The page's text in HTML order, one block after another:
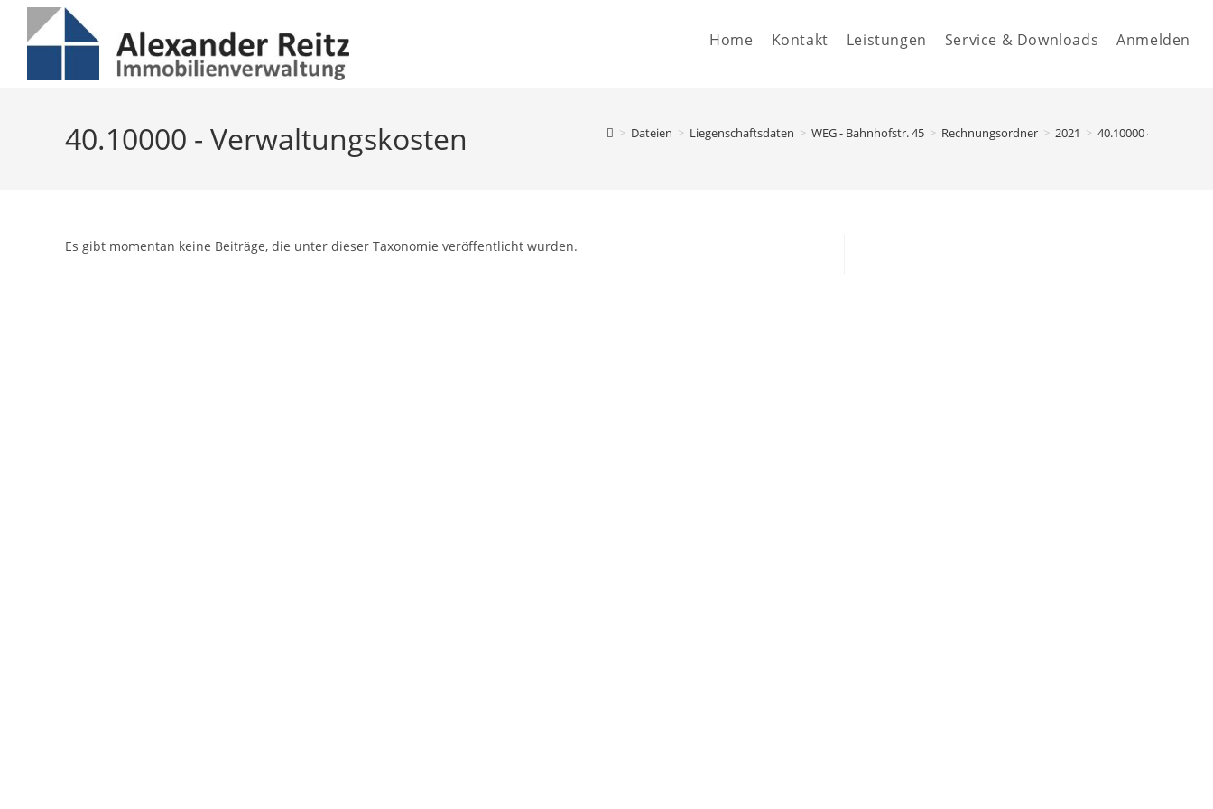
springen
Inhalt
Home Kontakt Leistungen Service & Downloads Anmelden
40.10000 - Verwaltungskosten > Dateien > Liegenschaftsdaten > WEG - Bahnhofstr. 45 > Rechnungsordner > 2021 > 40.10000 -
Es gibt momentan keine Beiträge, die unter dieser Taxonomie veröffentlicht wurden.